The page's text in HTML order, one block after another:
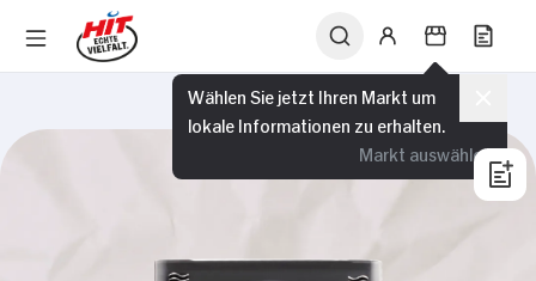
Wählen Sie jetzt Ihren Markt um
lokale Informationen zu erhalten.
Markt auswählen